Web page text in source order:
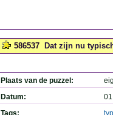
586537 Dat zijn nu
Plaats van de puzzel:
Datum:
Tags: